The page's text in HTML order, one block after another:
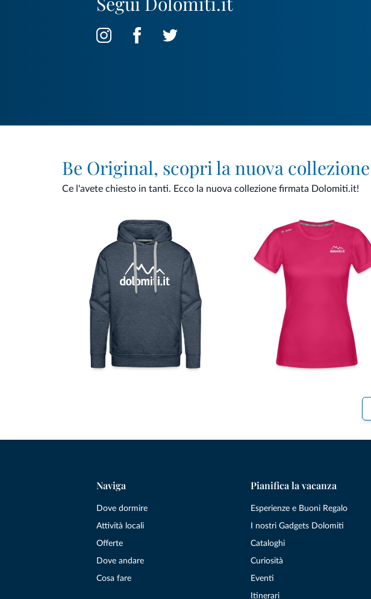
Be Original, scopri la nuova collezione
Ce l'avete chiesto in tanti. Ecco la nuova collezione firmata Dolomiti.it!
Naviga
Dove dormire
Attività locali
Offerte
Dove andare
Cosa fare
Pianifica la vacanza
Esperienze e Buoni Regalo
I nostri Gadgets Dolomiti
Cataloghi
Curiosità
Eventi
Itinerari